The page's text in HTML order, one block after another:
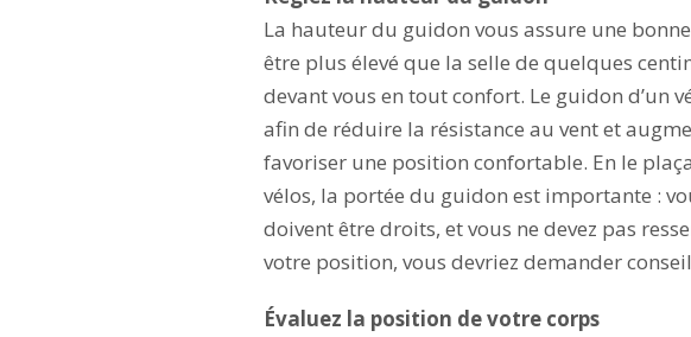
La hauteur du guidon vous assure une
être plus élevé que la selle de quelques
devant vous en tout confort. Le guidon d’un
afin de réduire la résistance au vent et
favoriser une position confortable. En le
vélos, la portée du guidon est importante :
doivent être droits, et vous ne devez pas
votre position, vous devriez demander
Évaluez la position de votre corps